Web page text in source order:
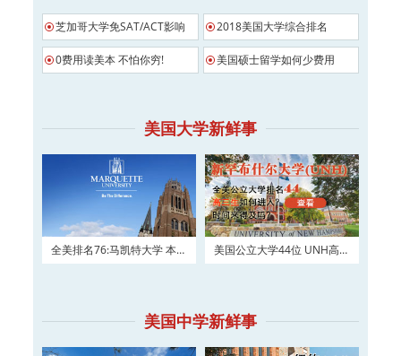
芝加哥大学免SAT/ACT影响 2018美国大学综合排名
0费用读美本 不怕你穷! 美国硕士留学如何少费用
美国大学新鲜事
全美排名76:马凯特大学 本科
美国公立大学44位 UNH高三
美国中学新鲜事